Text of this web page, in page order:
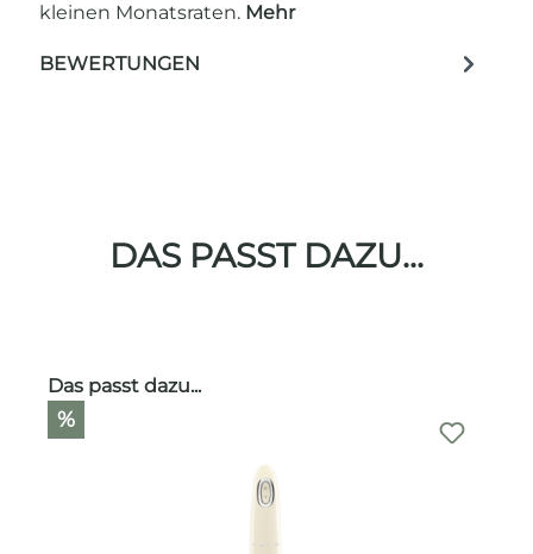
kleinen Monatsraten. Mehr
BEWERTUNGEN
DAS PASST DAZU...
Produktgalerie überspringen
Das passt dazu...
%